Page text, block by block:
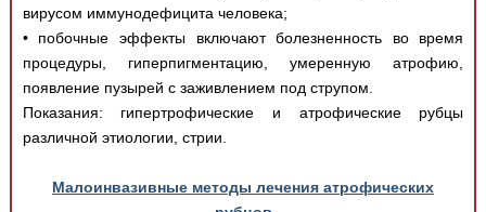
вирусом иммунодефицита человека;
• побочные эффекты включают болезненность во время
процедуры, гиперпигментацию, умеренную атрофию,
появление пузырей с заживлением под струпом.
Показания: гипертрофические и атрофические рубцы
различной этиологии, стрии.
Малоинвазивные методы лечения атрофических